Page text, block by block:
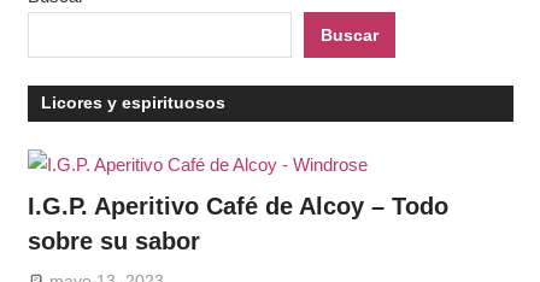
Buscar
Licores y espirituosos
I.G.P. Aperitivo Café de Alcoy – Todo
sobre su sabor